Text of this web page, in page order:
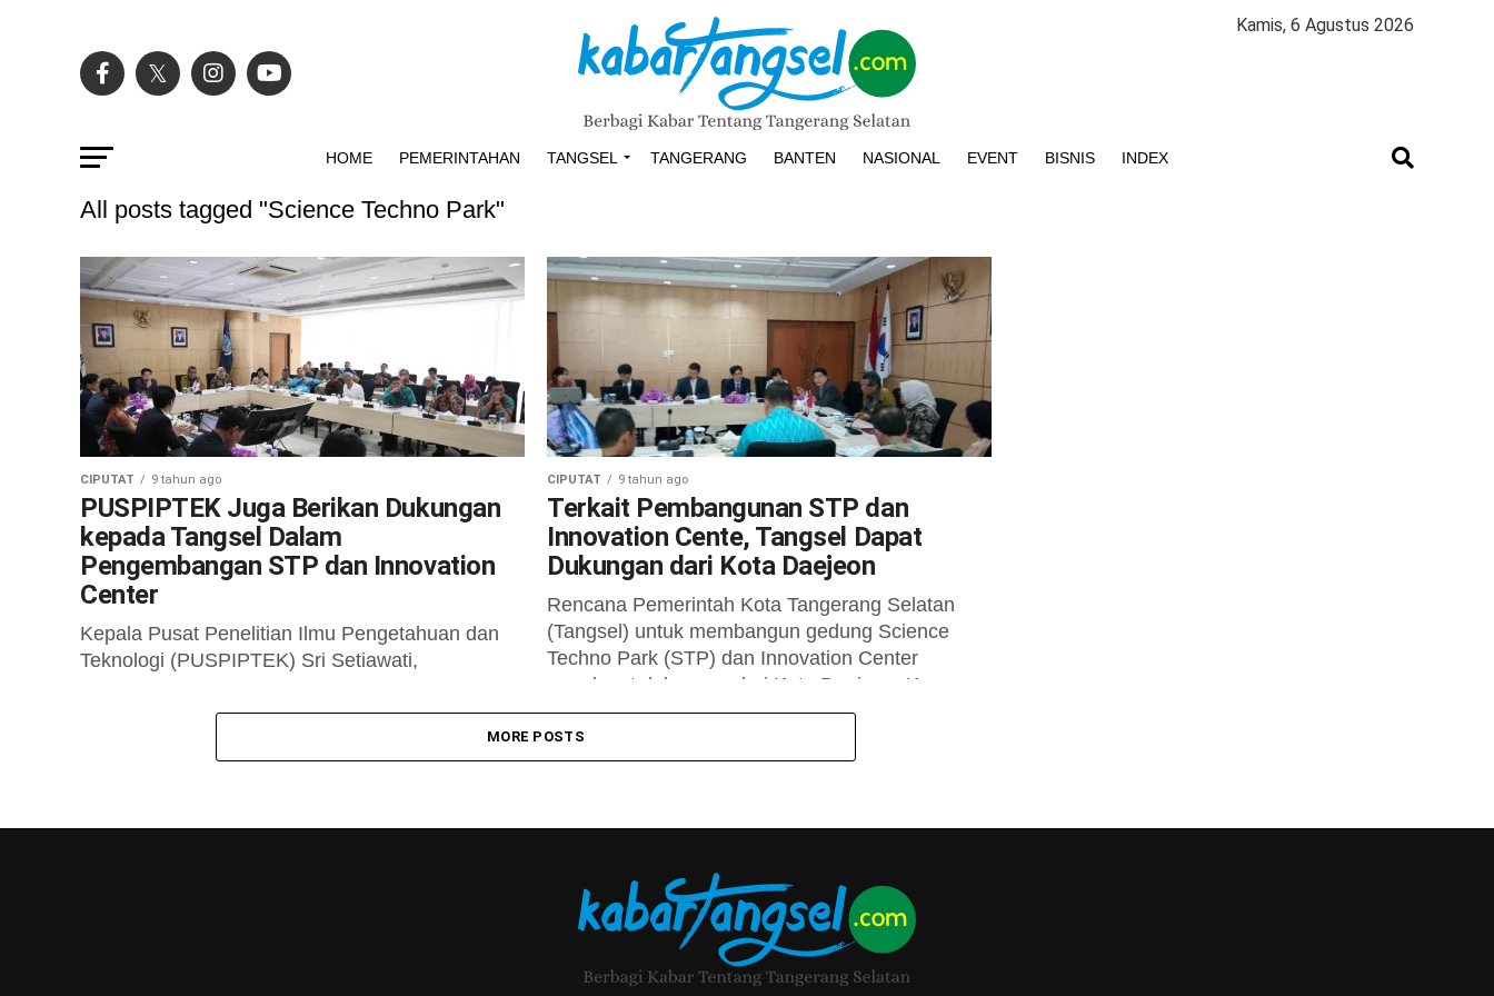
Kamis, 6 Agustus 2026
HOME PEMERINTAHAN TANGSEL TANGERANG BANTEN NASIONAL EVENT BISNIS INDEX
All posts tagged "Science Techno Park"
CIPUTAT 9 tahun ago
PUSPIPTEK Juga Berikan Dukungan
kepada Tangsel Dalam
Pengembangan STP dan Innovation
Center
Kepala Pusat Penelitian Ilmu Pengetahuan dan
Teknologi (PUSPIPTEK) Sri Setiawati,
dukungan penuh kepada Pemerintah Kota
mengembangkan Science Techno...
CIPUTAT 9 tahun ago
Terkait Pembangunan STP dan
Innovation Cente, Tangsel Dapat
Dukungan dari Kota Daejeon
Rencana Pemerintah Kota Tangerang Selatan
(Tangsel) untuk membangun gedung Science
Techno Park (STP) dan Innovation Center
mendapat dukungan dari Kota Daejeon, Korea
Selatan. Sebanyak 7 delegasi...
MORE POSTS